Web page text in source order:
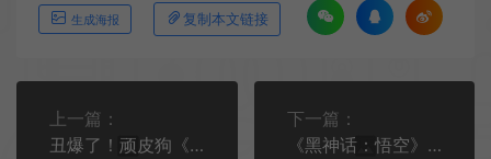
生成海报 复制本文链接
上一篇：
丑爆了！顽皮狗《星际：异端先知》女主演员公开
下一篇：
《黑神话：悟空》官方致谢PS5、Steam 更新明日上线